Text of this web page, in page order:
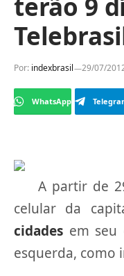
terão 9
Por: indexbrasil 29/07/
WhatsApp
A partir de
celular da
cidades em
esquerda, como